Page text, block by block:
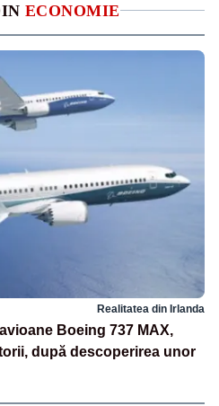
ECONOMIE
Realitatea din Irlanda
Boeing 737 MAX,
după descoperirea unor